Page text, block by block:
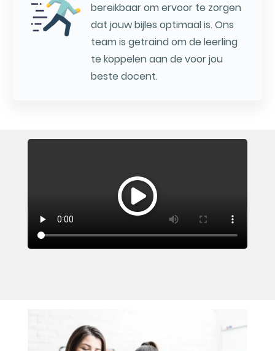
bereikbaar om ervoor te zorgen
dat jouw bijles optimaal is. Ons
team is getraind om de leerling
te koppelen aan de voor jou
beste docent.